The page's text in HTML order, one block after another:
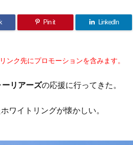
Pin it LinkedIn
ンク先にプロモーションを含みます。
リアーズの応援に行ってきた。
ワイトリングが懐かしい。